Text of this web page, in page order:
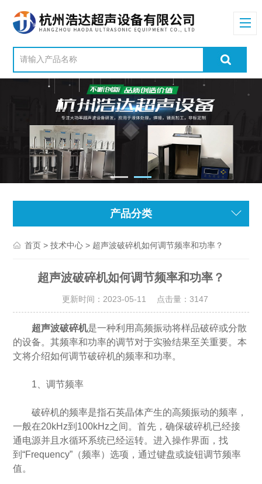
产品分类
首页 >技术中心 > 超声波破碎机如何调节频率和功率？
超声波破碎机如何调节频率和功率？
更新时间：2023-05-11 点击量： 3147
超声波破碎机是一种利用高频振动将样品破碎或分散
的设备。其频率和功率的调节对于实验结果至关重要。本
文将介绍如何调节破碎机的频率和功率。
1、调节频率
破碎机的频率是指石英晶体产生的高频振动的频率，
一般在20kHz到100kHz之间。首先，确保破碎机已经接
通电源并且水循环系统已经运转。进入操作界面，找
到“Frequency”（频率）选项，通过键盘或旋钮调节频率
值。